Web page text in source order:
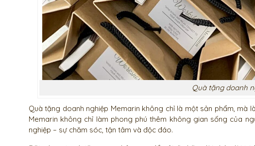
Quà tặng doanh
Quà tặng doanh nghiệp Memarin không chỉ là một sản phẩm,
Memarin không chỉ làm phong phú thêm không gian sống của
nghiệp – sự chăm sóc, tận tâm và độc đáo.